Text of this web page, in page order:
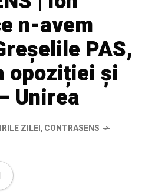
n-avem
PAS,
opoziției și
Unirea
ZILEI,CONTRASENS